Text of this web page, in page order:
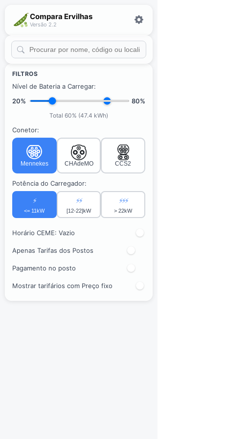
Compara Ervilhas
Versão 2.2
FILTROS
Nível de Bateria a Carregar:
20%
80%
Total 60% (47.4 kWh)
Conetor:
Mennekes CHAdeMO CCS2
Potência do Carregador:
⚡
<= 11kW
⚡⚡
[12-22]kW
⚡⚡⚡
> 22kW
Horário CEME: Vazio
Apenas Tarifas dos Postos
Pagamento no posto
Mostrar tarifários com Preço fixo